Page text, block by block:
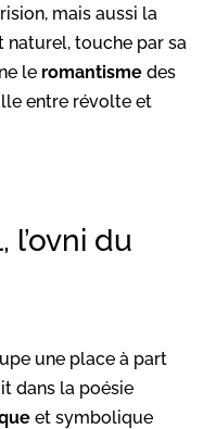
mais aussi la
naturel, touche par sa
le romantisme des
entre révolte et
du
une place à part
dans la poésie
et symbolique